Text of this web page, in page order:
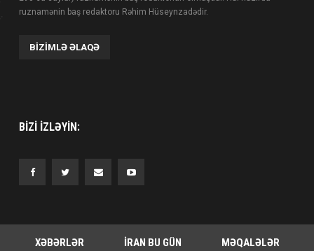
ruznamənin baş redaktoru Rəhim Hüseynzadədir.
BIZIMLƏ ƏLAQƏ
BIZI IZLƏYIN:
XƏBƏRLƏR İRAN BU GÜN MƏQALƏLƏR